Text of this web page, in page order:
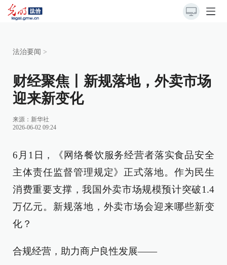
法治要闻 >
财经聚焦丨新规落地，外卖市场
迎来新变化
来源： 新华社
2026-06-02 09:24
6月1日，《网络餐饮服务经营者落实食品安全
主体责任监督管理规定》正式落地。作为民生
消费重要支撑，我国外卖市场规模预计突破1.4
万亿元。新规落地，外卖市场会迎来哪些新变
化？
合规经营，助力商户良性发展——